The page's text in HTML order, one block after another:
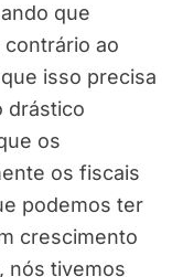
que
ao
isso precisa
drástico
os
os fiscais
podemos ter
crescimento
nós tivemos